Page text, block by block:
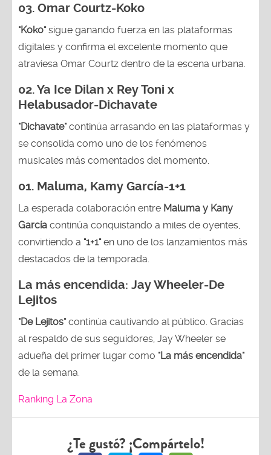
03. Omar Courtz-Koko
"Koko"sigue ganando fuerza en las plataformas
digitales y confirma el excelente momento que
atraviesa Omar Courtz dentro de la escena urbana.
02.Ya Ice Dilan x Rey Toni x
Helabusador-Dichavate
"Dichavate"continúa arrasando en las plataformas y
se consolida como uno de los fenómenos
musicales más comentados del momento.
01. Maluma, Kamy García-1+1
La esperada colaboración entre Maluma y Kany
García continúa conquistando a miles de oyentes,
convirtiendo a "1+1"en uno de los lanzamientos más
destacados de la temporada.
La más encendida: Jay Wheeler-De
Lejitos
"De Lejitos"continúa cautivando al público. Gracias
al respaldo de sus seguidores, Jay Wheeler se
adueña del primer lugar como "La más encendida"
de la semana.
Ranking La Zona
¿Te gustó? ¡Compártelo!